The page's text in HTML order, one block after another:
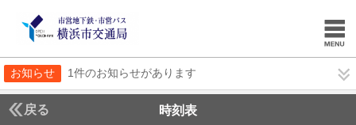
お知らせ 1件のお知らせがあります
戻る 時刻表